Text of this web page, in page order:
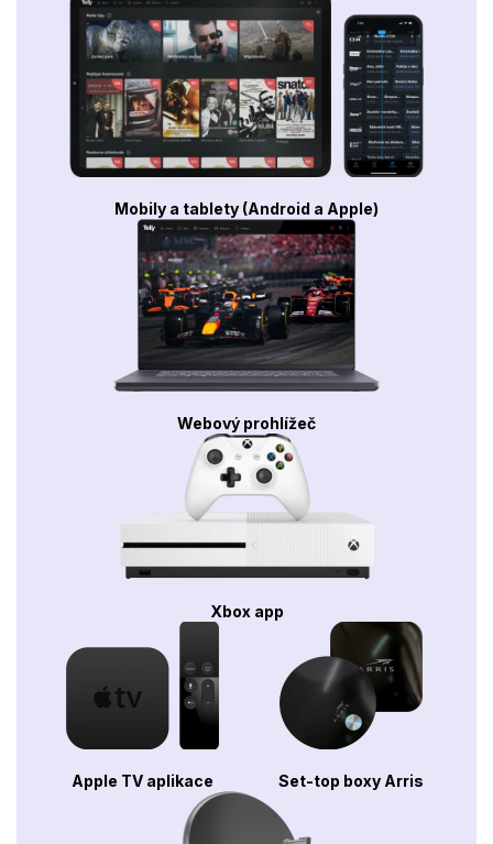
Mobily a tablety (Android a Apple)
Webový prohlížeč
Xbox app
Apple TV aplikace Set-top boxy Arris